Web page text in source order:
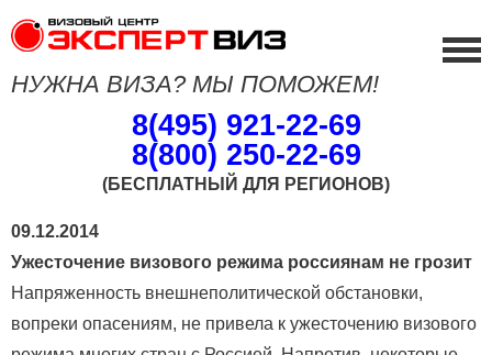
НУЖНА ВИЗА? МЫ ПОМОЖЕМ!
8(495) 921-22-69
8(800) 250-22-69
(БЕСПЛАТНЫЙ ДЛЯ РЕГИОНОВ)
09.12.2014
Ужесточение визового режима россиянам не грозит
Напряженность внешнеполитической обстановки,
вопреки опасениям, не привела к ужесточению визового